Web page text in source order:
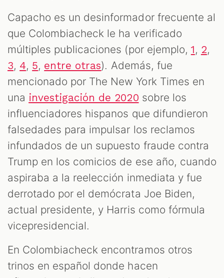
Capacho es un desinformador frecuente al
que Colombiacheck le ha verificado
múltiples publicaciones (por ejemplo, 1, 2,
3, 4, 5, entre otras). Además, fue
mencionado por The New York Times en
una investigación de 2020 sobre los
influenciadores hispanos que difundieron
falsedades para impulsar los reclamos
infundados de un supuesto fraude contra
Trump en los comicios de ese año, cuando
aspiraba a la reelección inmediata y fue
derrotado por el demócrata Joe Biden,
actual presidente, y Harris como fórmula
vicepresidencial.
En Colombiacheck encontramos otros
trinos en español donde hacen